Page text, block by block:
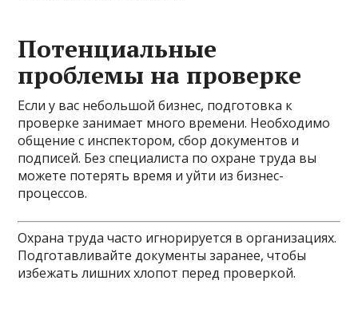
Потенциальные
проблемы на проверке
Если у вас небольшой бизнес, подготовка к
проверке занимает много времени. Необходимо
общение с инспектором, сбор документов и
подписей. Без специалиста по охране труда вы
можете потерять время и уйти из бизнес-
процессов.
Охрана труда часто игнорируется в организациях.
Подготавливайте документы заранее, чтобы
избежать лишних хлопот перед проверкой.